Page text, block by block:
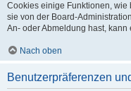
Cookies einige Funktionen, wie
sie von der Board-
An- oder Abmeldung hast,
Nach oben
Benutzerpräferenzen